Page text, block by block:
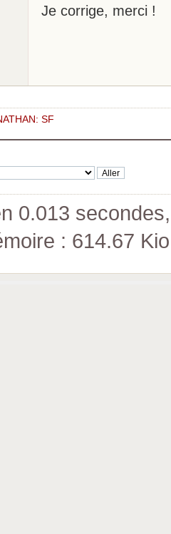
Je corrige, merci !
SF
0.013
: 614.67